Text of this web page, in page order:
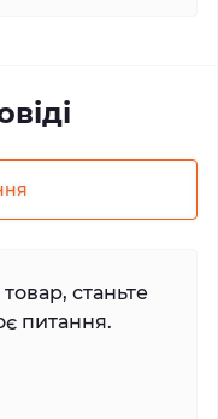
станьте
питання.